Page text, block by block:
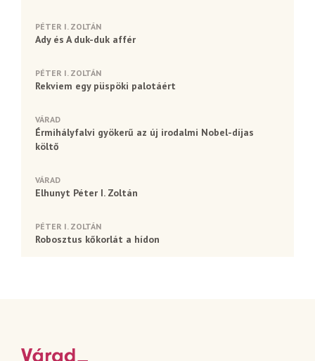
PÉTER I. ZOLTÁN
Ady és A duk-duk affér
PÉTER I. ZOLTÁN
Rekviem egy püspöki palotáért
VÁRAD
Érmihályfalvi gyökerű az új irodalmi Nobel-díjas
költő
VÁRAD
Elhunyt Péter I. Zoltán
PÉTER I. ZOLTÁN
Robosztus kőkorlát a hídon